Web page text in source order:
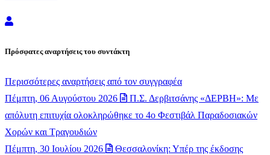
Newsroom
Πρόσφατες αναρτήσεις του συντάκτη
Περισσότερες αναρτήσεις από τον συγγραφέα
Πέμπτη, 06 Αυγούστου 2026
Π.Σ. Δερβιτσάνης «ΔΕΡΒΗ»: Με
απόλυτη επιτυχία ολοκληρώθηκε το 4ο Φεστιβάλ Παραδοσιακών
Χορών και Τραγουδιών
Πέμπτη, 30 Ιουλίου 2026
Θεσσαλονίκη: Υπέρ της έκδοσης